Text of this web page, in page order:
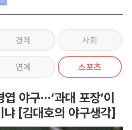
경제 사회
연예 스포츠
야구…‘과대 포장’이
냐 [김대호의 야구생각]